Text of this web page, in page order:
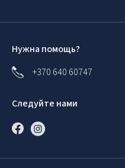
Нужна помощь?
+370 640 60747
Следуйте нами